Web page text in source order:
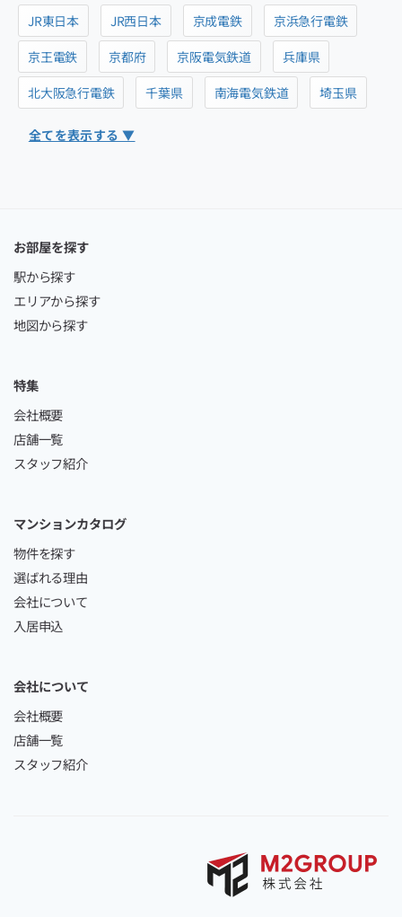
JR東日本 JR西日本 京成電鉄
京浜急行電鉄
京王電鉄
京都府 京阪電気鉄道
兵庫県
北大阪急行電鉄
千葉県 南海電気鉄道 埼玉県
全てを表示する ▼
お部屋を探す
駅から探す
エリアから探す
地図から探す
特集
会社概要
店舗一覧
スタッフ紹介
マンションカタログ
物件を探す
選ばれる理由
会社について
入居申込
会社について
会社概要
店舗一覧
スタッフ紹介